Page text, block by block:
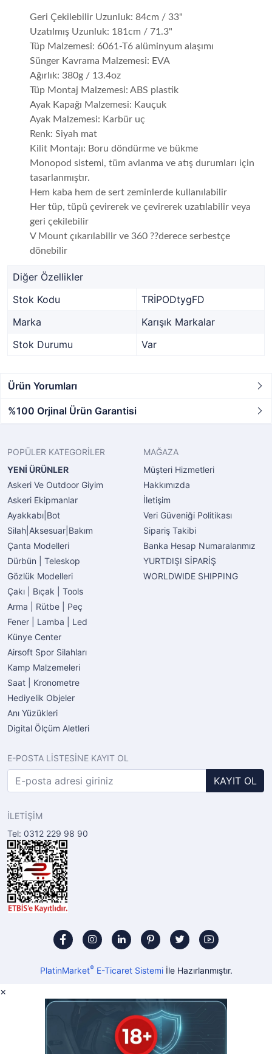
Geri Çekilebilir Uzunluk: 84cm / 33"
Uzatılmış Uzunluk: 181cm / 71.3"
Tüp Malzemesi: 6061-T6 alüminyum alaşımı
Sünger Kavrama Malzemesi: EVA
Ağırlık: 380g / 13.4oz
Tüp Montaj Malzemesi: ABS plastik
Ayak Kapağı Malzemesi: Kauçuk
Ayak Malzemesi: Karbür uç
Renk: Siyah mat
Kilit Montajı: Boru döndürme ve bükme
Monopod sistemi, tüm avlanma ve atış durumları için
tasarlanmıştır.
Hem kaba hem de sert zeminlerde kullanılabilir
Her tüp, tüpü çevirerek ve çevirerek uzatılabilir veya
geri çekilebilir
V Mount çıkarılabilir ve 360 ??derece serbestçe
dönebilir
Diğer Özellikler
Stok Kodu
TRİPODtygFD
Marka
Karışık Markalar
Stok Durumu
Var
Ürün Yorumları
%100 Orjinal Ürün Garantisi
POPÜLER KATEGORİLER
YENİ ÜRÜNLER
Askeri Ve Outdoor Giyim
Askeri Ekipmanlar
Ayakkabı|Bot
Silah|Aksesuar|Bakım
Çanta Modelleri
Dürbün | Teleskop
Gözlük Modelleri
Çakı | Bıçak | Tools
Arma | Rütbe | Peç
Fener | Lamba | Led
Künye Center
Airsoft Spor Silahları
Kamp Malzemeleri
Saat | Kronometre
Hediyelik Objeler
Anı Yüzükleri
Digital Ölçüm Aletleri
MAĞAZA
Müşteri Hizmetleri
Hakkımızda
İletişim
Veri Güveniği Politikası
Sipariş Takibi
Banka Hesap Numaralarımız
YURTDIŞI SİPARİŞ
WORLDWIDE SHIPPING
E-POSTA LİSTESİNE KAYIT OL
KAYIT OL
İLETİŞİM
Tel: 0312 229 98 90
PlatinMarket®E-Ticaret Sistemiİle Hazırlanmıştır.
×